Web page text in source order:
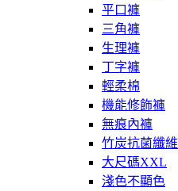
平口褲
三角褲
生理褲
丁字褲
輕柔棉
機能修飾褲
無痕內褲
竹炭抗菌纖維
大尺碼XXL
淺色不顯色